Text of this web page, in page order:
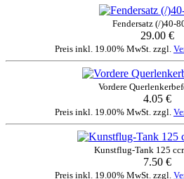
Fendersatz (/)40-
29.00 €
Preis inkl. 19.00% MwSt. zzgl.
Vordere
4.05 €
Preis inkl. 19.00% MwSt. zzgl.
Kunstflug-Tank 125
7.50 €
Preis inkl. 19.00% MwSt. zzgl.